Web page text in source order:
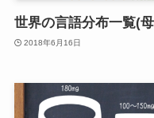
世界の言語分布一覧(
2018年6月16日